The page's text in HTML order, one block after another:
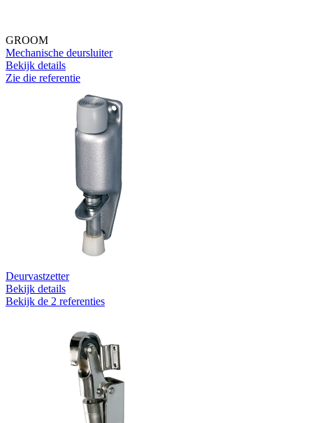
GROOM
Mechanische deursluiter
Bekijk details
Zie die referentie
Deurvastzetter
Bekijk details
Bekijk de 2 referenties